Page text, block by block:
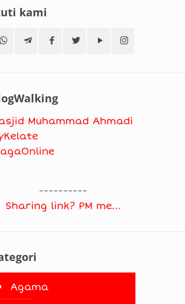
kami
Muhammad Ahmadi
----------
Sharing link? PM me...
Agama